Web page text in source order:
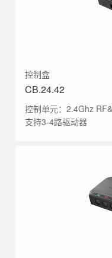
控制盒
CB.24.42
控制单元：2.4Ghz
支持3-4路驱动器